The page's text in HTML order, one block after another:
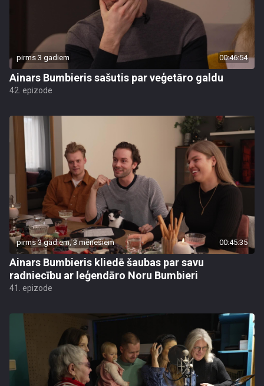
pirms 3 gadiem 00:46:54
Ainars Bumbieris sašutis par veģetāro galdu
42. epizode
pirms 3 gadiem, 3 mēnešiem 00:45:35
Ainars Bumbieris kliedē šaubas par savu
radniecību ar leģendāro Noru Bumbieri
41. epizode